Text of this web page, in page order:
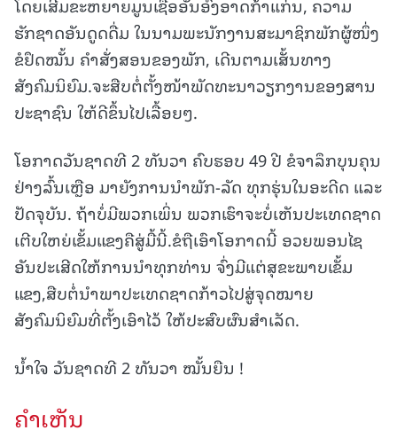
ຮັກຊາດອັນດູດດື່ມ ໃນນາມພະນັກງານສະມາຊິກພັກຜູ້ໜຶ່ງ
ຂໍຢຶດໝັ້ນ ຄໍາສັ່ງສອນຂອງພັກ, ເດີນຕາມເສັ້ນທາງ
ສັງຄົມນິຍົມ.ຈະສືບຕໍ່ຕັ້ງໜ້າພັດທະນາວຽກງານຂອງສານ
ປະຊາຊົນ ໃຫ້ດີຂຶ້ນໄປເລື້ອຍໆ.
ໂອກາດວັນຊາດທີ 2 ທັນວາ ຄົບຮອບ 49 ປີ ຂໍຈາລຶກບຸນຄຸນ
ຢ່າງລົ້ນເຫຼືອ ມາຍັງການນໍາພັກ-ລັດ ທຸກຮຸ່ນໃນອະດີດ ແລະ
ປັດຈຸບັນ. ຖ້າບໍ່ມີພວກເພິ່ນ ພວກເຮົາຈະບໍ່ເຫັນປະເທດຊາດ
ເຕີບໃຫຍ່ເຂັ້ມແຂງຄືສູ່ມື້ນີ້.ຂໍຖືເອົາໂອກາດນີ້ ອວຍພອນໄຊ
ອັນປະເສີດໃຫ້ການນໍາທຸກທ່ານ ຈົ່ງມີແຕ່ສຸຂະພາບເຂັ້ມ
ແຂງ,ສືບຕໍ່ນໍາພາປະເທດຊາດກ້າວໄປສູ່ຈຸດໝາຍ
ສັງຄົມນິຍົມທີ່ຕັ້ງເອົາໄວ້ ໃຫ້ປະສົບຜົນສໍາເລັດ.
ນໍ້າໃຈ ວັນຊາດທີ 2 ທັນວາ ໝັ້ນຍືນ !
ຄໍາເຫັນ